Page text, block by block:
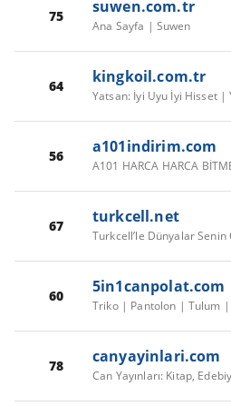
75 suwen.com.tr
Ana Sayfa | Suwen
64 kingkoil.com.tr
Yatsan: İyi Uyu İyi Hisset |
56 a101indirim.com
A101 HARCA HARCA
67 turkcell.net
Turkcell’le Dünyalar Senin
60 5in1canpolat.com
78 canyayinlari.com
Can Yayınları: Kitap,